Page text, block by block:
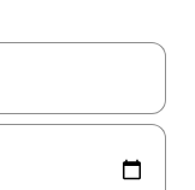
les flèches vers le